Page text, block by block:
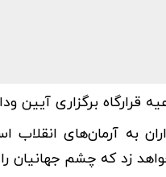
قرارگاه برگزاری
به آرمان‌های
زد که چشم جهانیان